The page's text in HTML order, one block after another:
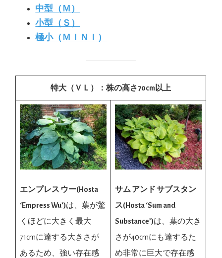
中型（Ｍ）
小型（Ｓ）
極小（ＭＩＮＩ）
特大（ＶＬ）：株の高さ70cm以上
エンプレス ウー(Hosta
‘Empress Wu’)は、葉が驚
くほどに大きく最大
71cmに達する大きさが
あるため、強い存在感
サム アンド サブスタン
ス(Hosta ‘Sum and
Substance’)は、葉の大き
さが40cmにも達するた
め非常に巨大で存在感